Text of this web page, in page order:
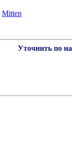
Mitten
Уточнить по